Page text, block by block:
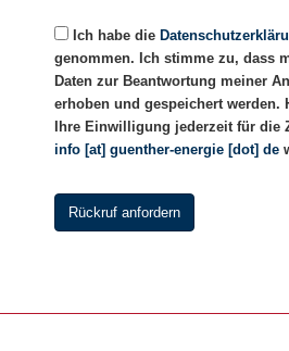
Bitte lasse dieses Feld leer.
Ich habe die
genommen. Ich stimme zu, dass
Daten zur Beantwortung meiner
erhoben und gespeichert werden.
Ihre Einwilligung jederzeit für die
info [at] guenther-energie [dot] de